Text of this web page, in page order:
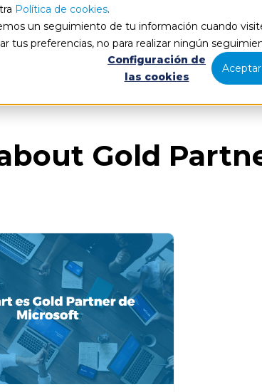
Política de cookies.
un seguimiento de tu información cuando
tus preferencias, no para realizar ningún
Configuración de
las cookies
Gold